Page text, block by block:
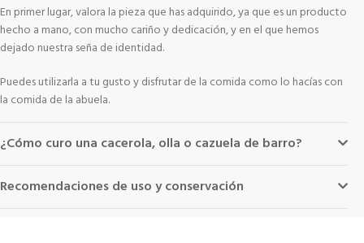
En primer lugar, valora la pieza que has adquirido, ya que es un producto
hecho a mano, con mucho cariño y dedicación, y en el que hemos
dejado nuestra seña de identidad.
Puedes utilizarla a tu gusto y disfrutar de la comida como lo hacías con
la comida de la abuela.
¿Cómo curo una cacerola, olla o cazuela de barro?
Recomendaciones de uso y conservación